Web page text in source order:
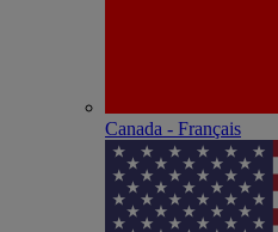
Canada - Français